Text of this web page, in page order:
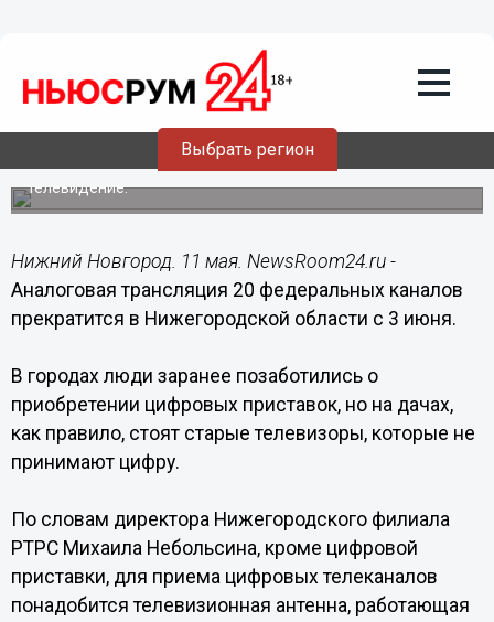
Выбрать регион
11.05.201918:05
Уличные антенны помогут дачникам
смотреть телевизор
Это оптимальный вариант при переходе на цифровое
телевидение.
Нижний Новгород. 11 мая. NewsRoom24.ru -
Аналоговая трансляция 20 федеральных каналов
прекратится в Нижегородской области с 3 июня.
В городах люди заранее позаботились о
приобретении цифровых приставок, но на дачах,
как правило, стоят старые телевизоры, которые не
принимают цифру.
По словам директора Нижегородского филиала
РТРС Михаила Небольсина, кроме цифровой
приставки, для приема цифровых телеканалов
понадобится телевизионная антенна, работающая